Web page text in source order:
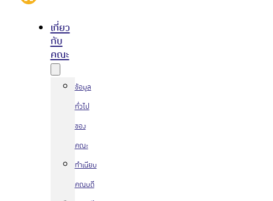
เกี่ยว
กับ
คณะ
ข้อมูล
ทั่วไป
ของ
คณะ
ทำเนียบ
คณบดี